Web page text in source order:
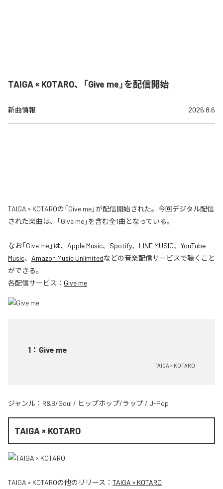
TAIGA × KOTARO、「Give me」を配信開始
新曲情報 2026.8.6
TAIGA × KOTAROの「Give me」が配信開始された。今回デジタル配信
された楽曲は、「Give me」を含む全1曲となっている。
なお「Give me」は、 Apple Music、 Spotify、 LINE MUSIC、 YouTube
Music、 Amazon Music Unlimitedなどの音楽配信サービスで聴くこと
ができる。
各配信サービス： Give me
1 ： Give me
TAIGA × KOTARO
ジャンル： R&B/Soul / ヒップホップ/ラップ / J-Pop
TAIGA × KOTARO
TAIGA × KOTAROの他のリリース： TAIGA × KOTARO